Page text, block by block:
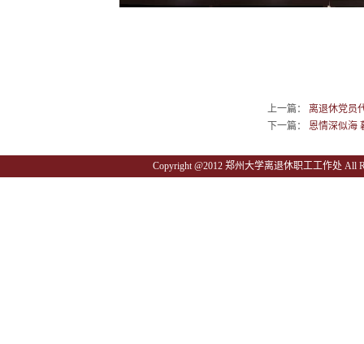
上一篇： 离退休党员
下一篇： 恩情深似海
Copyright @2012 郑州大学离退休职工工作处 All